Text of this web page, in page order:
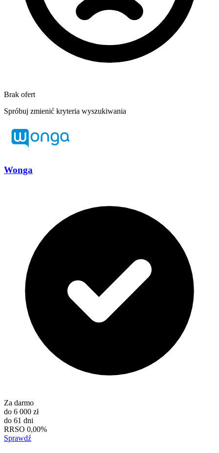
Brak ofert
Spróbuj zmienić kryteria wyszukiwania
Wonga
Za darmo
do 6 000 zł
do 61 dni
RRSO 0,00%
Sprawdź